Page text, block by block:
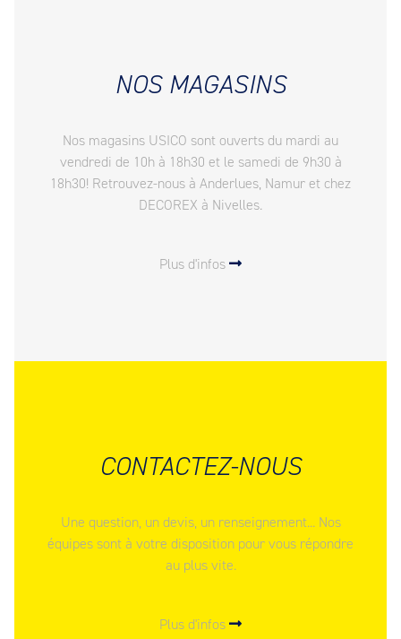
NOS MAGASINS
Nos magasins USICO sont ouverts du mardi au
vendredi de 10h à 18h30 et le samedi de 9h30 à
18h30! Retrouvez-nous à Anderlues, Namur et chez
DECOREX à Nivelles.
Plus d'infos
CONTACTEZ-NOUS
Une question, un devis, un renseignement... Nos
équipes sont à votre disposition pour vous répondre
au plus vite.
Plus d'infos